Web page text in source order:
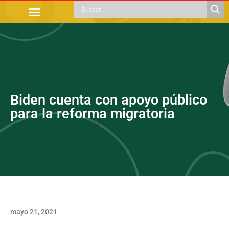
Biden cuenta con apoyo público
para la reforma migratoria
mayo 21, 2021